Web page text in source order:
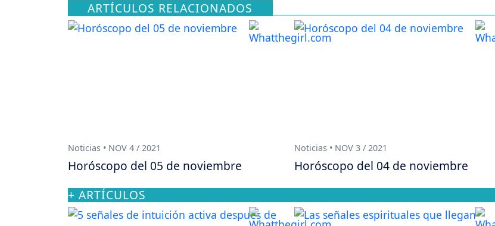
ARTÍCULOS RELACIONADOS
Noticias • NOV 4 / 2021
Horóscopo del 05 de noviembre
Noticias • NOV 3 / 2021
Horóscopo del 04 de noviembre
+ ARTÍCULOS